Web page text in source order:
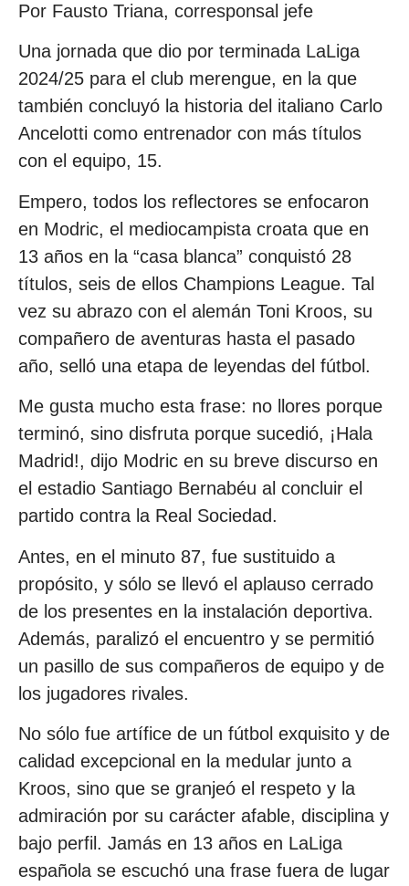
Por Fausto Triana, corresponsal jefe
Una jornada que dio por terminada LaLiga
2024/25 para el club merengue, en la que
también concluyó la historia del italiano Carlo
Ancelotti como entrenador con más títulos
con el equipo, 15.
Empero, todos los reflectores se enfocaron
en Modric, el mediocampista croata que en
13 años en la “casa blanca” conquistó 28
títulos, seis de ellos Champions League. Tal
vez su abrazo con el alemán Toni Kroos, su
compañero de aventuras hasta el pasado
año, selló una etapa de leyendas del fútbol.
Me gusta mucho esta frase: no llores porque
terminó, sino disfruta porque sucedió, ¡Hala
Madrid!, dijo Modric en su breve discurso en
el estadio Santiago Bernabéu al concluir el
partido contra la Real Sociedad.
Antes, en el minuto 87, fue sustituido a
propósito, y sólo se llevó el aplauso cerrado
de los presentes en la instalación deportiva.
Además, paralizó el encuentro y se permitió
un pasillo de sus compañeros de equipo y de
los jugadores rivales.
No sólo fue artífice de un fútbol exquisito y de
calidad excepcional en la medular junto a
Kroos, sino que se granjeó el respeto y la
admiración por su carácter afable, disciplina y
bajo perfil. Jamás en 13 años en LaLiga
española se escuchó una frase fuera de lugar